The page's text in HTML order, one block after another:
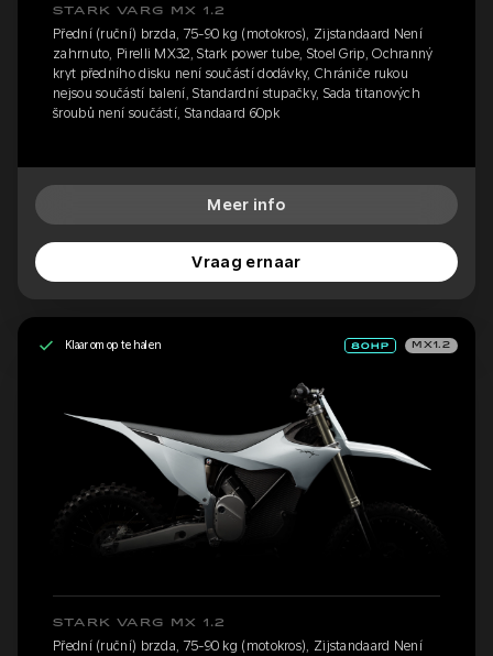
STARK VARG MX 1.2
Přední (ruční) brzda, 75-90 kg (motokros), Zijstandaard Není
zahrnuto, Pirelli MX32, Stark power tube, Stoel Grip, Ochranný
kryt předního disku není součástí dodávky, Chrániče rukou
nejsou součástí balení, Standardní stupačky, Sada titanových
šroubů není součástí, Standaard 60pk
Meer info
Vraag ernaar
Klaar om op te halen MX1.2
STARK VARG MX 1.2
Přední (ruční) brzda, 75-90 kg (motokros), Zijstandaard Není